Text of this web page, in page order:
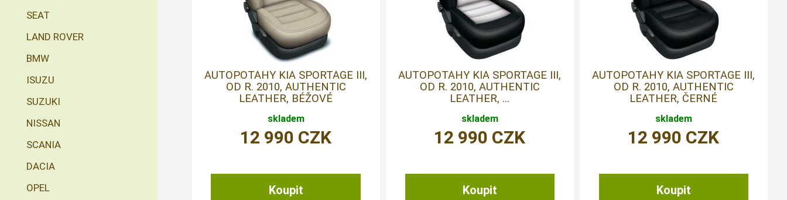
AUTOPOTAHY KIA SPORTAGE III,
OD R. 2010, AUTHENTIC
LEATHER, BÉŽOVÉ
skladem
12 990 CZK
AUTOPOTAHY KIA SPORTAGE III,
OD R. 2010, AUTHENTIC
LEATHER, ...
skladem
12 990 CZK
AUTOPOTAHY KIA SPORTAGE III,
OD R. 2010, AUTHENTIC
LEATHER, ČERNÉ
skladem
12 990 CZK
SEAT
LAND ROVER
BMW
ISUZU
SUZUKI
NISSAN
SCANIA
DACIA
OPEL